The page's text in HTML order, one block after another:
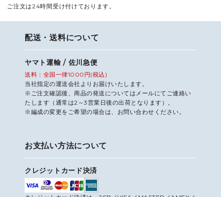
ご注文は24時間受け付けております。
配送・送料について
ヤマト運輸 / 佐川急便
送料：全国一律1000円(税込)
当社指定の運送会社よりお届けいたします。
※ご注文確認後、商品の発送についてはメールにてご連絡い
たします（通常は2～3営業日後の出荷となります）。
※編成の変更をご希望の場合は、お問い合わせください。
お支払い方法について
クレジットカード決済